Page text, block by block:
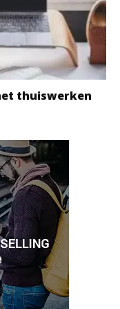
thuiswerken